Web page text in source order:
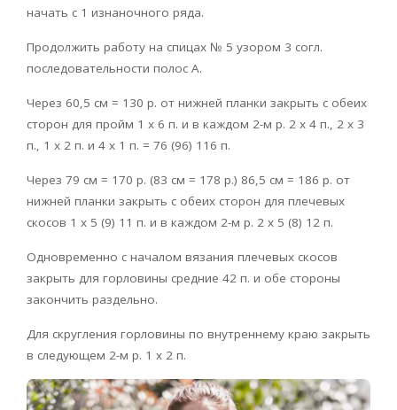
начать с 1 изнаночного ряда.
Продолжить работу на спицах № 5 узором 3 согл.
последовательности полос А.
Через 60,5 см = 130 p. от нижней планки закрыть с обеих
сторон для пройм 1 х 6 п. и в каждом 2-м р. 2 х 4 п., 2 х 3
п., 1 х 2 п. и 4 х 1 п. = 76 (96) 116 п.
Через 79 см = 170 р. (83 см = 178 р.) 86,5 см = 186 р. от
нижней планки закрыть с обеих сторон для плечевых
скосов 1 х 5 (9) 11 п. и в каждом 2-м р. 2 х 5 (8) 12 п.
Одновременно с началом вязания плечевых скосов
закрыть для горловины средние 42 п. и обе стороны
закончить раздельно.
Для скругления горловины по внутреннему краю закрыть
в следующем 2-м р. 1 х 2 п.